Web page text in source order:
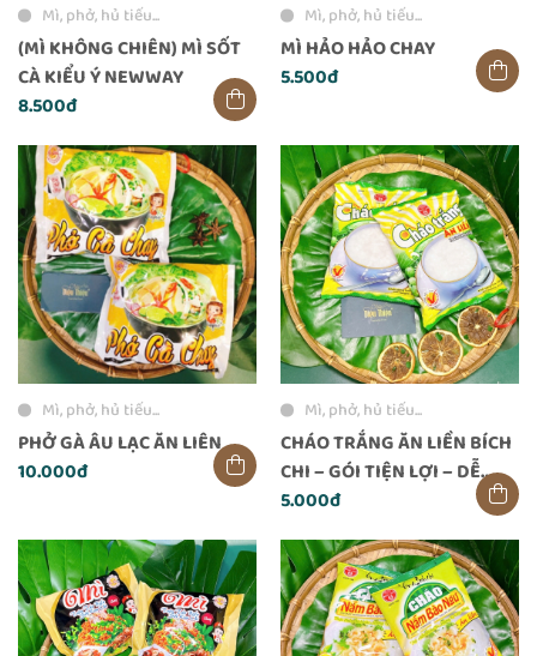
Mì, phở, hủ tiếu...
(MÌ KHÔNG CHIÊN) MÌ SỐT
CÀ KIỂU Ý NEWWAY
8.500đ
Mì, phở, hủ tiếu...
MÌ HẢO HẢO CHAY
5.500đ
Mì, phở, hủ tiếu...
PHỞ GÀ ÂU LẠC ĂN LIÊN
10.000đ
Mì, phở, hủ tiếu...
CHÁO TRẮNG ĂN LIỀN BÍCH
CHI – GÓI TIỆN LỢI – DỄ
TIÊU, NHẸ BỤNG
5.000đ